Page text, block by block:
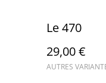
Le 470
29,00 €
AUTRES